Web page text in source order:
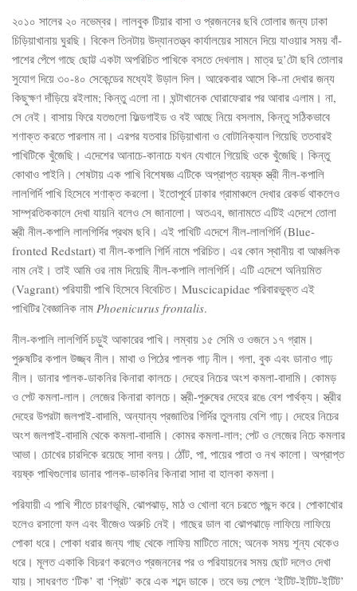
২০১০ সালের ২০ নভেম্বর। লালবুক টিয়ার বাসা ও প্রজননের ছবি তোলার জন্য ঢাকা
চিড়িয়াখানায় ঘুরছি। বিকেল তিনটায় উদ্যানতত্ত্ব কার্যালয়ের সামনে দিয়ে যাওয়ার সময় বাঁ-
পাশের পেঁপে গাছে ছোট্ট একটা অপরিচিত পাখিকে বসতে দেখলাম। মাত্র দু’টো ছবি তোলার
সুযোগ দিয়ে ৩০-৪০ সেকেন্ডের মধ্যেই উড়াল দিল। আরেকবার আসে কি-না দেখার জন্য
কিছুক্ষণ দাঁড়িয়ে রইলাম; কিন্তু এলো না। ঘন্টাখানেক ঘোরাফেরার পর আবার এলাম। না,
সে নেই। বাসায় ফিরে যতগুলো ফিল্ডগাইড ও বই আছে নিয়ে বসলাম, কিন্তু সঠিকভাবে
শণাক্ত করতে পারলাম না। এরপর যতবার চিড়িয়াখানা ও বোটানিক্যাল গিয়েছি ততবারই
পাখিটিকে খুঁজেছি। এদেশের আনাচে-কানাচে যখন যেখানে গিয়েছি ওকে খুঁজেছি। কিন্তু
কোথাও পাইনি। শেষটায় এক পাখি বিশেষজ্ঞ এটিকে অপ্রাপ্ত বয়ষ্ক স্ত্রী নীল-কপালি
লালগির্দি পাখি হিসেবে শণাক্ত করলো। ইতোপূর্বে ঢাকার গ্রামাঞ্চলে দেখার রেকর্ড থাকলেও
সাম্প্রতিককালে দেখা যায়নি বলেও সে জানালো। অতএব, জানামতে এটিই এদেশে তোলা
স্ত্রী নীল-কপালি লালগির্দির প্রথম ছবি। এই পাখিটি এদেশে নীল-লালগির্দি (Blue-
fronted Redstart) বা নীল-কপালি গির্দি নামে পরিচিত। এর কোন স্থানীয় বা আঞ্চলিক
নাম নেই। তাই আমি ওর নাম দিয়েছি নীল-কপালি লালগির্দি। এটি এদেশে অনিয়মিত
(Vagrant) পরিযায়ী পাখি হিসেবে বিবেচিত। Muscicapidae পরিবারভুক্ত এই
পাখিটির বৈজ্ঞানিক নাম Phoenicurus frontalis.
নীল-কপালি লালগির্দি চড়ুই আকারের পাখি। লম্বায় ১৫ সেমি ও ওজনে ১৭ গ্রাম।
পুরুষটির কপাল উজ্জ্ব নীল। মাথা ও পিঠের পালক গাঢ় নীল। গলা, বুক এবং ডানাও গাঢ়
নীল। ডানার পালক-ডাকনির কিনারা কালচে। দেহের নিচের অংশ কমলা-বাদামি। কোমড়
ও পেট কমলা-লাল। লেজের কিনারা কালচে। স্ত্রী-পুরুষের দেহের রঙে বেশ পার্থক্য। স্ত্রীর
দেহের উপরটা জলপাই-বাদামি, অন্যান্য প্রজাতির গির্দির তুলনায় বেশি গাঢ়। দেহের নিচের
অংশ জলপাই-বাদামি থেকে কমলা-বাদামি। কোমর কমলা-লাল; পেট ও লেজের নিচে কমলার
আভা। চোখের চারদিকে রয়েছে সাদা বলয়। ঠোঁট, পা, পায়ের পাতা ও নখ কালো। অপ্রাপ্ত
বয়ষ্ক পাখিগুলোর ডানার পালক-ডাকনির কিনারা সাদা বা হালকা কমলা।
পরিযায়ী এ পাখি শীতে চারণভূমি, ঝোপঝাড়, মাঠ ও খোলা বনে চরতে পছন্দ করে। পোকাখোর
হলেও রসালো ফল এবং বীজেও অরুচি নেই। গাছের ডাল বা ঝোপঝাড়ে লাফিয়ে লাফিয়ে
পোকা ধরে। পোকা ধরার জন্য গাছ থেকে লাফিয় মাটিতে নামে; অনেক সময় শূন্য থেকেও
ধরে। মূলত একাকি বিচরণ করলেও প্রজননের পর ও পরিযায়নের সময় ছোট দলেও দেখা
যায়। সাধরণত ‘টিক’ বা ‘প্রিট’ করে এক শব্দে ডাকে। তবে ভয় পেলে ‘ইটিট-ইটিট-ইটিট’